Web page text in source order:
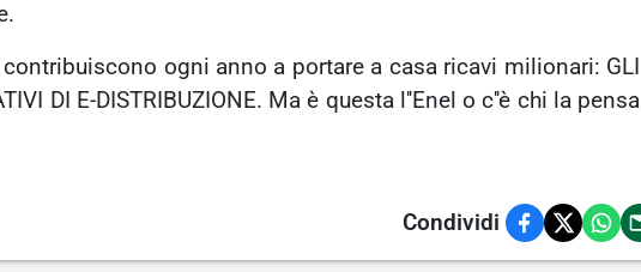
ogni anno a portare a casa ricavi milionari: GLI
DI E-DISTRIBUZIONE. Ma è questa l''Enel o c''è chi la pensa
Condividi